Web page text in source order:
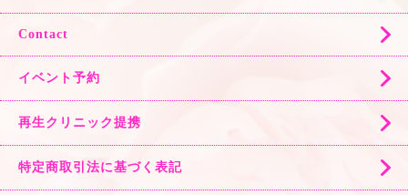
Contact
イベント予約
再生クリニック提携
特定商取引法に基づく表記